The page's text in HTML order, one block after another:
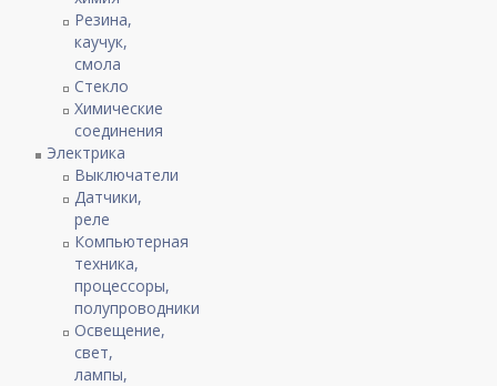
Резина,
каучук,
смола
Стекло
Химические
соединения
Электрика
Выключатели
Датчики,
реле
Компьютерная
техника,
процессоры,
полупроводники
Освещение,
свет,
лампы,